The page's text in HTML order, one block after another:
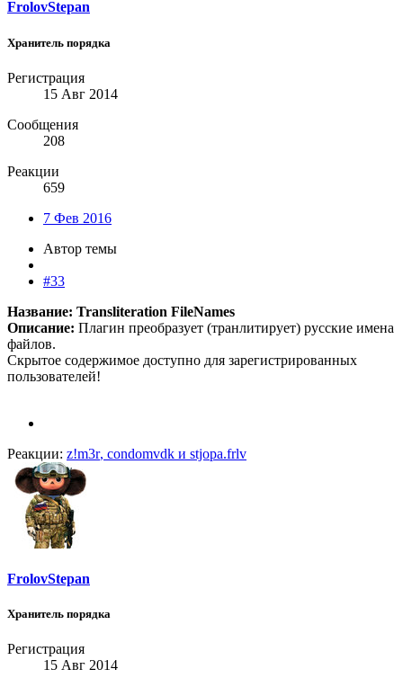
FrolovStepan
Хранитель порядка
Регистрация
15 Авг 2014
Сообщения
208
Реакции
659
7 Фев 2016
Автор темы
#33
Название: Transliteration FileNames
Описание: Плагин преобразует (транлитирует) русские имена
файлов.
Скрытое содержимое доступно для зарегистрированных
пользователей!
Реакции: z!m3r, condomvdk и stjopa.frlv
FrolovStepan
Хранитель порядка
Регистрация
15 Авг 2014